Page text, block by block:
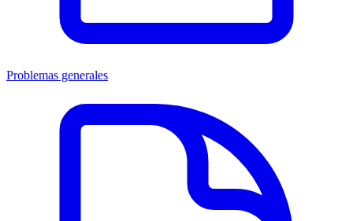
Problemas generales